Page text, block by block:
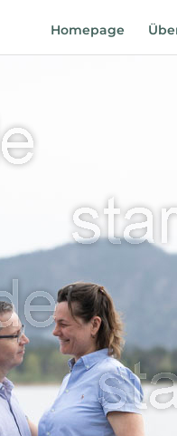
Homepage